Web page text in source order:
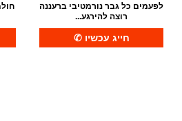
לפעמים כל גבר נורמטיבי ברעננה
רוצה להירגע...